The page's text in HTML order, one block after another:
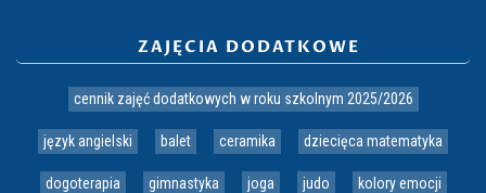
ZAJĘCIA DODATKOWE
cennik zajęć dodatkowych w roku szkolnym 2025/2026
język angielski balet ceramika dziecięca matematyka
dogoterapia gimnastyka joga judo kolory emocji